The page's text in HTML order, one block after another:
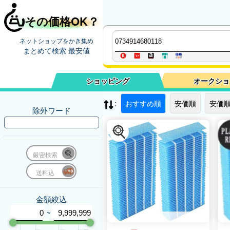
その価格OK？
ネットショップをかき集め
まとめて検索 最安値
ショッピング オークシ
除外ワード
厳密検索
送料込
金額絞込
~
: おすすめ順 安価順 安価